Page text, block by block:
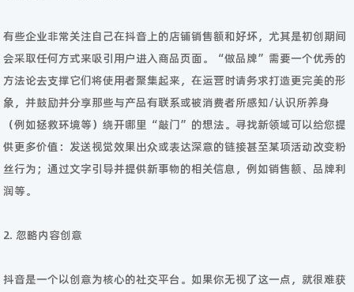
有些企业非常关注自己在抖音上的店铺销售额和好坏，尤其是初创期间
会采取任何方式来吸引用户进入商品页面。“做品牌”需要一个优秀的
方法论去支撑它们将使用者聚集起来，在运营时请务求打造更完美的形
象，并鼓励并分享那些与产品有联系或被消费者所感知/认识所养身
（例如拯救环境等）绕开哪里“敲门”的想法。寻找新领域可以给您提
供更多价值：发送视觉效果出众或表达深意的链接甚至某项活动改变粉
丝行为；通过文字引导并提供新事物的相关信息，例如销售额、品牌利
润等。
2. 忽略内容创意
抖音是一个以创意为核心的社交平台。如果你无视了这一点，就很难获